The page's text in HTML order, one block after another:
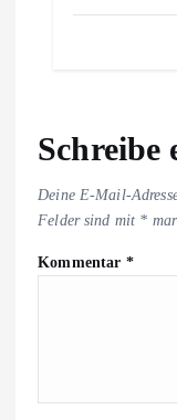
Schreibe
Deine E-Mail-
Felder sind mit *
Kommentar *